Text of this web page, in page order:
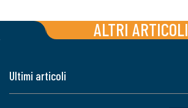
ALTRI ARTICOLI
Ultimi articoli